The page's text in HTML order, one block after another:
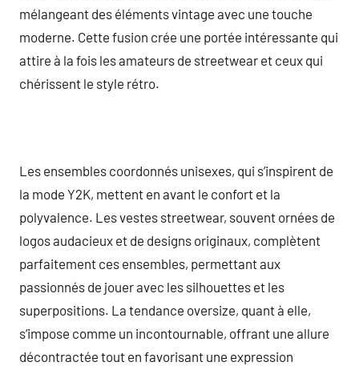
mélangeant des éléments vintage avec une touche
moderne. Cette fusion crée une portée intéressante qui
attire à la fois les amateurs de streetwear et ceux qui
chérissent le style rétro.
Les ensembles coordonnés unisexes, qui s’inspirent de
la mode Y2K, mettent en avant le confort et la
polyvalence. Les vestes streetwear, souvent ornées de
logos audacieux et de designs originaux, complètent
parfaitement ces ensembles, permettant aux
passionnés de jouer avec les silhouettes et les
superpositions. La tendance oversize, quant à elle,
s’impose comme un incontournable, offrant une allure
décontractée tout en favorisant une expression